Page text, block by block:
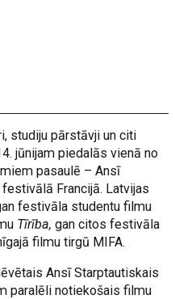
studiju pārstāvji un citi
jūnijam piedalās vienā no
pasaulē – Ansī
Francijā. Latvijas
festivāla studentu filmu
Tīrība,gan citos festivāla
filmu tirgū MIFA.
Ansī Starptautiskais
paralēli notiekošais filmu